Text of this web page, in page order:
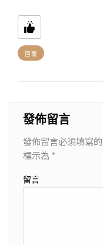
回覆
發佈留言
發佈留言必須填寫
標示為 *
留言